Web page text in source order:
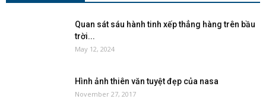
Quan sát sáu hành tinh xếp thẳng hàng trên bầu
trời...
May 12, 2024
Hình ảnh thiên văn tuyệt đẹp của nasa
November 27, 2017